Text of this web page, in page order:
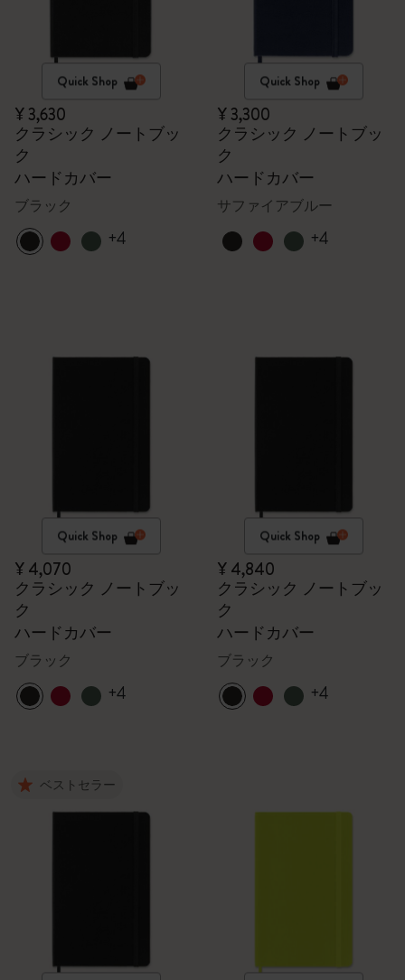
Quick Shop
¥ 3,630
クラシック ノートブッ
ク
ハードカバー
ブラック
+4
Quick Shop
¥ 3,300
クラシック ノートブッ
ク
ハードカバー
サファイアブルー
+4
Quick Shop
¥ 4,070
クラシック ノートブッ
ク
ハードカバー
ブラック
+4
Quick Shop
¥ 4,840
クラシック ノートブッ
ク
ハードカバー
ブラック
+4
ベストセラー